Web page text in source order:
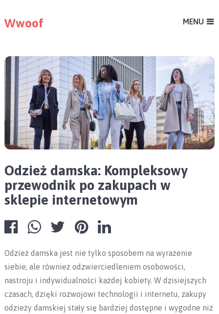
Wwoof MENU
Odzież damska: Kompleksowy
przewodnik po zakupach w
sklepie internetowym
Odzież damska jest nie tylko sposobem na wyrażenie
siebie, ale również odzwierciedleniem osobowości,
nastroju i indywidualności każdej kobiety. W dzisiejszych
czasach, dzięki rozwojowi technologii i internetu, zakupy
odzieży damskiej stały się bardziej dostępne i wygodne niż